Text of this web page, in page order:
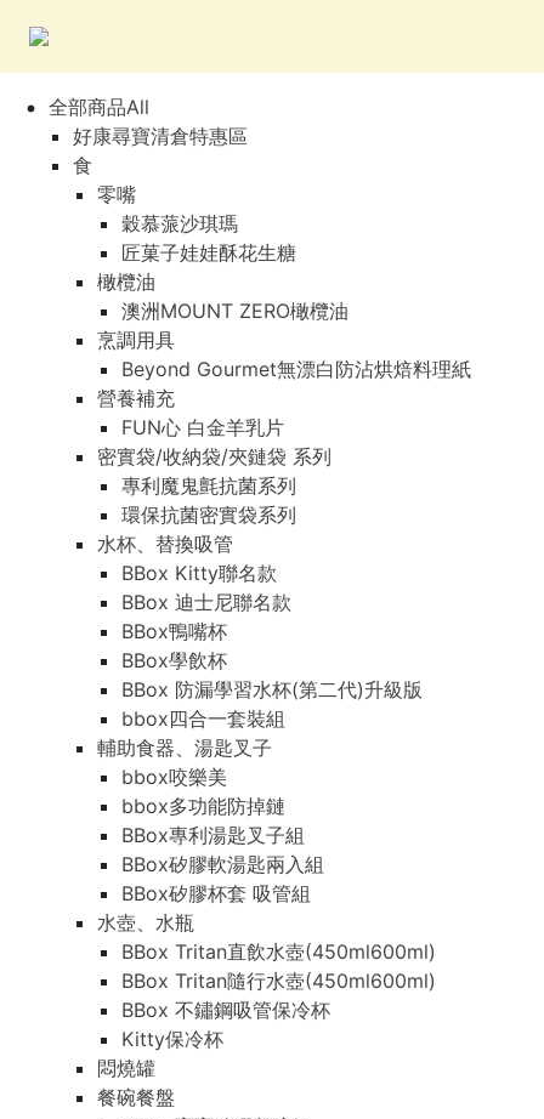
全部商品All
好康尋寶清倉特惠區
食
零嘴
穀慕蒎沙琪瑪
匠菓子娃娃酥花生糖
橄欖油
澳洲MOUNT ZERO橄欖油
烹調用具
Beyond Gourmet無漂白防沾烘焙料理紙
營養補充
FUN心 白金羊乳片
密實袋/收納袋/夾鏈袋 系列
專利魔鬼氈抗菌系列
環保抗菌密實袋系列
水杯、替換吸管
BBox Kitty聯名款
BBox 迪士尼聯名款
BBox鴨嘴杯
BBox學飲杯
BBox 防漏學習水杯(第二代)升級版
bbox四合一套裝組
輔助食器、湯匙叉子
bbox咬樂美
bbox多功能防掉鏈
BBox專利湯匙叉子組
BBox矽膠軟湯匙兩入組
BBox矽膠杯套 吸管組
水壺、水瓶
BBox Tritan直飲水壺(450ml600ml)
BBox Tritan隨行水壺(450ml600ml)
BBox 不鏽鋼吸管保冷杯
Kitty保冷杯
悶燒罐
餐碗餐盤